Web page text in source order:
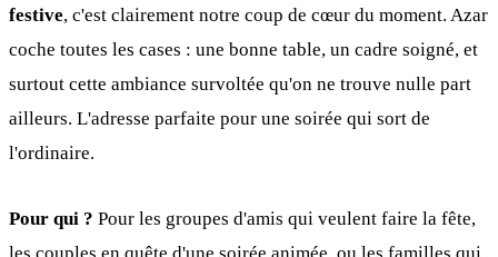
festive, c'est clairement notre coup de cœur du moment. Azar
coche toutes les cases : une bonne table, un cadre soigné, et
surtout cette ambiance survoltée qu'on ne trouve nulle part
ailleurs. L'adresse parfaite pour une soirée qui sort de
l'ordinaire.
Pour qui ? Pour les groupes d'amis qui veulent faire la fête,